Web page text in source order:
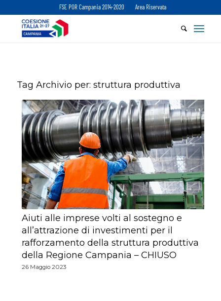
FSE POR Campania 2014-2020 Area Riservata
Tag Archivio per: struttura produttiva
Aiuti alle imprese volti al sostegno e
all’attrazione di investimenti per il
rafforzamento della struttura produttiva
della Regione Campania – CHIUSO
26 Maggio 2023